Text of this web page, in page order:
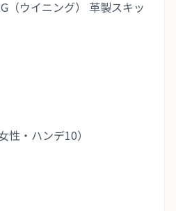
（ウイニング） 革製スキッ
・ハンデ10）